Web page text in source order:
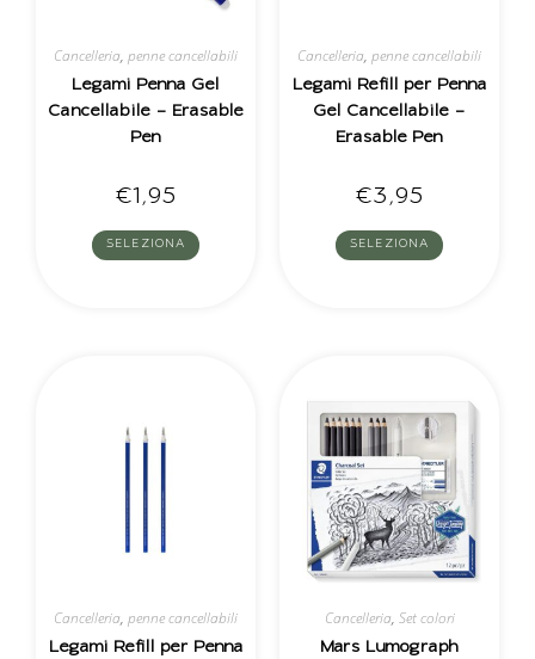
Cancelleria, penne cancellabili
Legami Penna Gel
Cancellabile – Erasable
Pen
€1,95
SELEZIONA
Cancelleria, penne cancellabili
Legami Refill per Penna
Gel Cancellabile –
Erasable Pen
€3,95
SELEZIONA
Cancelleria, penne cancellabili
Legami Refill per Penna
Cancelleria, Set colori
Mars Lumograph